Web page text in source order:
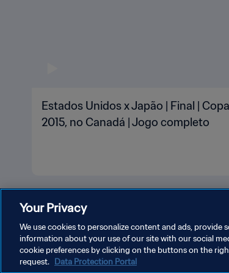
Estados Unidos x Japão | Final |
2015, no Canadá | Jogo completo
POLÍTICA DE PRIVACIDADE
Your Privacy
We use cookies to personalize content and ads, provide
information about your use of our site with our social
cookie preferences by clicking on the buttons on the
request. Data Protection Portal